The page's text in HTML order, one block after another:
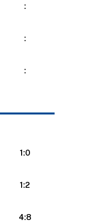
:
:
:
1:0
1:2
4:8